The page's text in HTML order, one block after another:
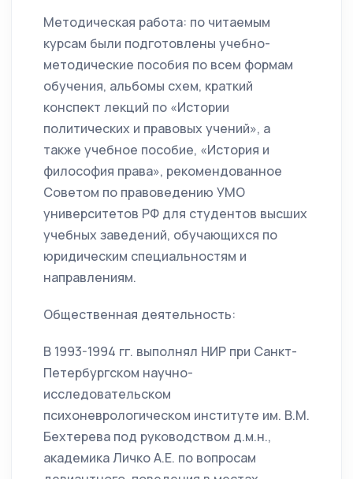
Методическая работа: по читаемым
курсам были подготовлены учебно-
методические пособия по всем формам
обучения, альбомы схем, краткий
конспект лекций по «Истории
политических и правовых учений», а
также учебное пособие, «История и
философия права», рекомендованное
Советом по правоведению УМО
университетов РФ для студентов высших
учебных заведений, обучающихся по
юридическим специальностям и
направлениям.
Общественная деятельность:
В 1993-1994 гг. выполнял НИР при Санкт-
Петербургском научно-
исследовательском
психоневрологическом институте им. В.М.
Бехтерева под руководством д.м.н.,
академика Личко А.Е. по вопросам